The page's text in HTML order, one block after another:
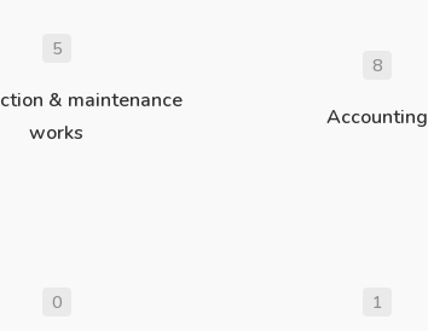
5
& maintenance
works
8
Accounting
0 1